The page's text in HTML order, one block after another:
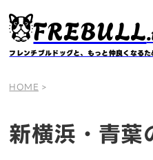
FREBULL
フレンチブルドッグと、もっと仲良くなるた
HOME >
新横浜・青葉